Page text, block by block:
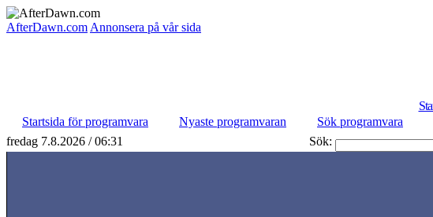
AfterDawn.com Annonsera på vår sida
Startsida för programvara
Nyaste programvaran
Sök programvara
fredag 7.8.2026 / 06:31
Sök: